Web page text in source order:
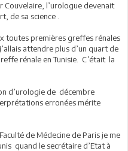
Couvelaire, l’urologue devenait
de sa science .
toutes premières greffes rénales
attendre plus d’un quart de
rénale en Tunisie. C’était la
d’urologie de décembre
erronées mérite
de Médecine de Paris je me
quand le secrétaire d’Etat à